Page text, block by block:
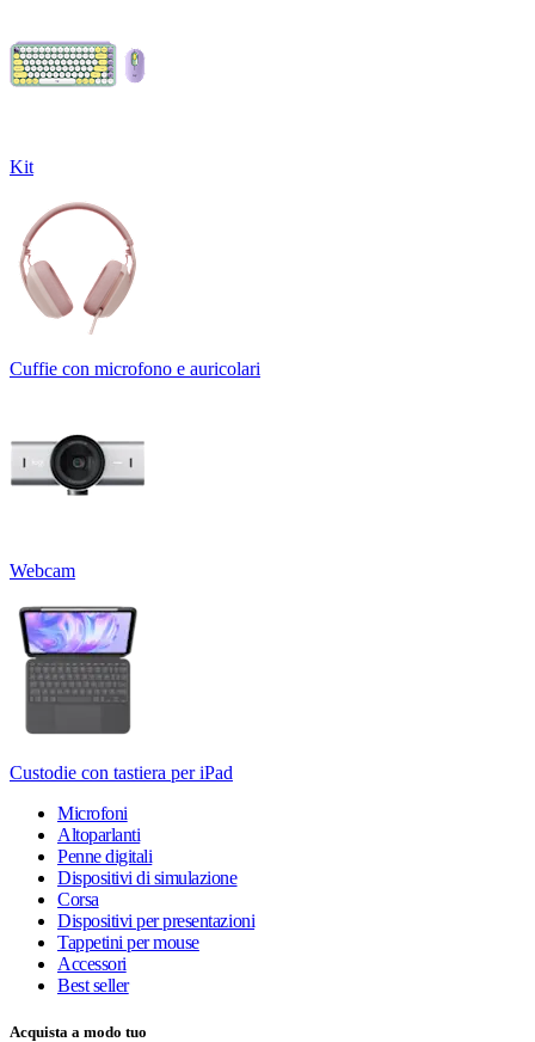
Kit
Cuffie con microfono e auricolari
Webcam
Custodie con tastiera per iPad
Microfoni
Altoparlanti
Penne digitali
Dispositivi di simulazione
Corsa
Dispositivi per presentazioni
Tappetini per mouse
Accessori
Best seller
Acquista a modo tuo